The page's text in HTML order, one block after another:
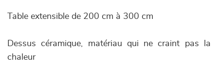
Table extensible de 200 cm à 300 cm
Dessus céramique, matériau qui ne craint pas la
chaleur